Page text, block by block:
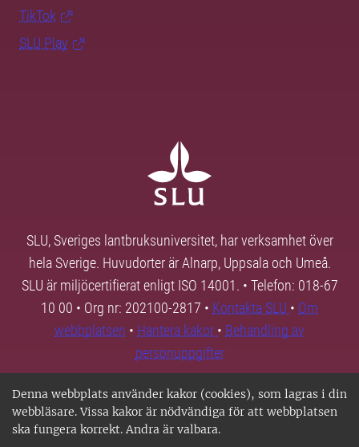
Denna webbplats använder kakor (cookies), som lagras i din
webbläsare. Vissa kakor är nödvändiga för att webbplatsen
ska fungera korrekt. Andra är valbara.
TikTok
SLU Play
SLU, Sveriges lantbruksuniversitet, har verksamhet över
hela Sverige. Huvudorter är Alnarp, Uppsala och Umeå.
SLU är miljöcertifierat enligt ISO 14001. • Telefon: 018-67
10 00 • Org nr: 202100-2817 • Kontakta SLU • Om
webbplatsen • Hantera kakor • Behandling av
personuppgifter